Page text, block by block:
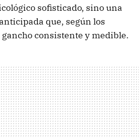
sofisticado, sino una
que, según los
consistente y medible.